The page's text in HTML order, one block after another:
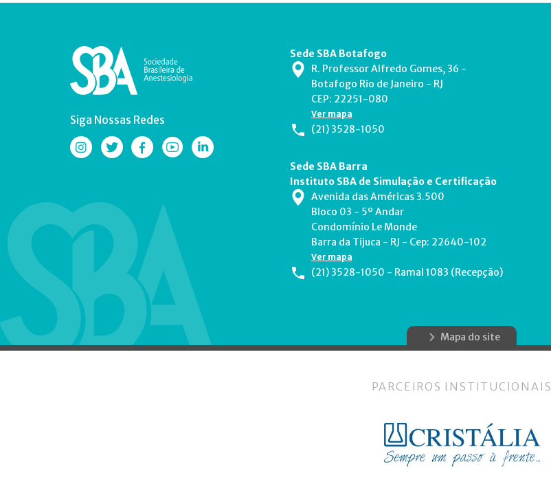
Siga Nossas Redes
Sede SBA Botafogo
R. Professor Alfredo Gomes, 36 -
Botafogo Rio de Janeiro - RJ
CEP: 22251-080
Ver mapa
(21) 3528-1050
Sede SBA Barra
Instituto SBA de Simulação e Certificação
Avenida das Américas 3.500
Bloco 03 - 5º Andar
Condomínio Le Monde
Barra da Tijuca - RJ - Cep: 22640-102
Ver mapa
(21) 3528-1050 - Ramal 1083 (Recepção)
Mapa do site
PARCEIROS INSTITUCIONAIS